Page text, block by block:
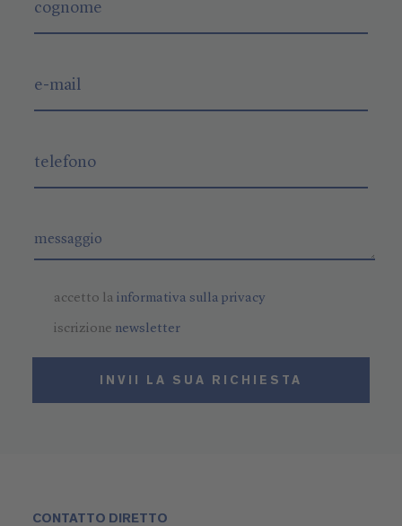
accetto lainformativa sulla privacy
iscrizione newsletter
INVII LA SUA RICHIESTA
CONTATTO DIRETTO